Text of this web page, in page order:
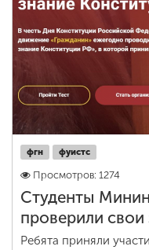
фгн фуистс
Просмотров: 1274
Студенты
проверили свои
Ребята приняли